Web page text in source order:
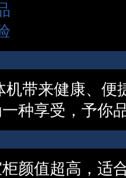
机带来健康、便
种享受，予你
颜值超高，适